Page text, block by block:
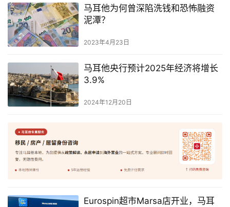
马耳他为何曾深陷洗钱和恐怖融资
泥潭？
2023年4月23日
马耳他央行预计2025年经济将增长
3.9%
2024年12月20日
Eurospin超市Marsa店开业，马耳